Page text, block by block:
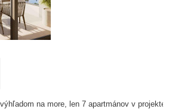
viacej položiek)
na more, len 7 apartmánov v projekte,